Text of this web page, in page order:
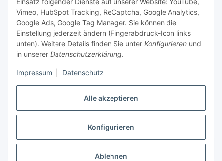
Alle akzeptieren
Konfigurieren
Ablehnen
Einsatz folgender Dienste auf unserer Website: YouTube,
Vimeo, HubSpot Tracking, ReCaptcha, Google Analytics,
Google Ads, Google Tag Manager. Sie können die
Einstellung jederzeit ändern (Fingerabdruck-Icon links
unten). Weitere Details finden Sie unter Konfigurieren und
in unserer Datenschutzerklärung.
Impressum Datenschutz
Adresse:
senne products GmbH
Industriestr. 15
33161 Hövelhof
+49 5257 9891-45
info@senneproducts.de
Fr.: 8:00-13:00 Uhr